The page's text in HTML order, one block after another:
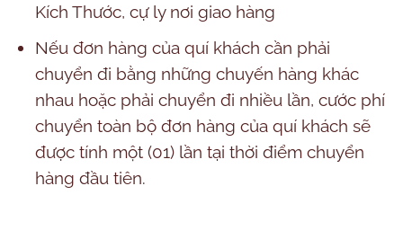
Kích Thước, cự ly nơi giao hàng
Nếu đơn hàng của quí khách cần phải
chuyển đi bằng những chuyến hàng khác
nhau hoặc phải chuyển đi nhiều lần, cước phí
chuyển toàn bộ đơn hàng của quí khách sẽ
được tính một (01) lần tại thời điểm chuyển
hàng đầu tiên.